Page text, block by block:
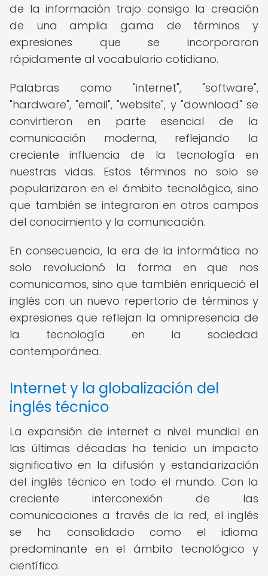
de la información trajo consigo la creación
de una amplia gama de términos y
expresiones que se incorporaron
rápidamente al vocabulario cotidiano.
Palabras como "internet", "software",
"hardware", "email", "website", y "download" se
convirtieron en parte esencial de la
comunicación moderna, reflejando la
creciente influencia de la tecnología en
nuestras vidas. Estos términos no solo se
popularizaron en el ámbito tecnológico, sino
que también se integraron en otros campos
del conocimiento y la comunicación.
En consecuencia, la era de la informática no
solo revolucionó la forma en que nos
comunicamos, sino que también enriqueció el
inglés con un nuevo repertorio de términos y
expresiones que reflejan la omnipresencia de
la tecnología en la sociedad
contemporánea.
Internet y la globalización del
inglés técnico
La expansión de internet a nivel mundial en
las últimas décadas ha tenido un impacto
significativo en la difusión y estandarización
del inglés técnico en todo el mundo. Con la
creciente interconexión de las
comunicaciones a través de la red, el inglés
se ha consolidado como el idioma
predominante en el ámbito tecnológico y
científico.